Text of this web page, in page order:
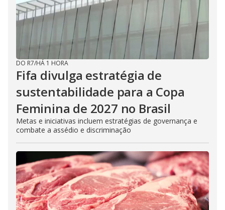
DO R7/HÁ 1 HORA
Fifa divulga estratégia de
sustentabilidade para a Copa
Feminina de 2027 no Brasil
Metas e iniciativas incluem estratégias de governança e
combate a assédio e discriminação